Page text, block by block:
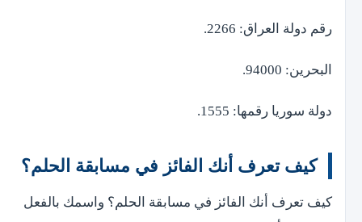
رقم دولة العراق: 2266.
البحرين: 94000.
دولة سوريا رقمها: 1555.
كيف تعرف أنك الفائز في مسابقة الحلم؟
كيف تعرف أنك الفائز في مسابقة الحلم؟ واسمك بالفعل